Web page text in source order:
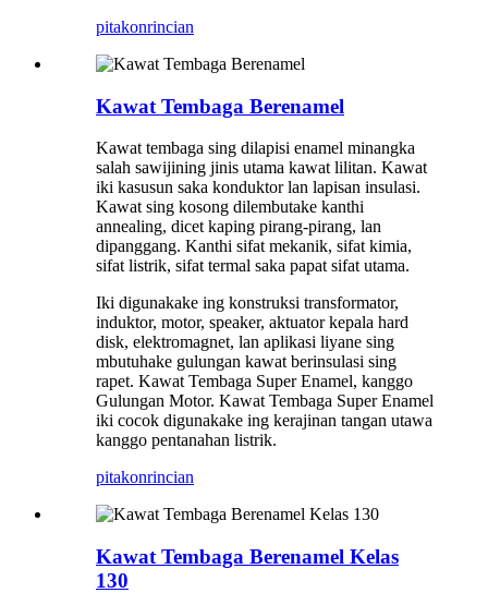
pitakonrincian
Kawat Tembaga Berenamel
Kawat tembaga sing dilapisi enamel minangka
salah sawijining jinis utama kawat lilitan. Kawat
iki kasusun saka konduktor lan lapisan insulasi.
Kawat sing kosong dilembutake kanthi
annealing, dicet kaping pirang-pirang, lan
dipanggang. Kanthi sifat mekanik, sifat kimia,
sifat listrik, sifat termal saka papat sifat utama.
Iki digunakake ing konstruksi transformator,
induktor, motor, speaker, aktuator kepala hard
disk, elektromagnet, lan aplikasi liyane sing
mbutuhake gulungan kawat berinsulasi sing
rapet. Kawat Tembaga Super Enamel, kanggo
Gulungan Motor. Kawat Tembaga Super Enamel
iki cocok digunakake ing kerajinan tangan utawa
kanggo pentanahan listrik.
pitakonrincian
Kawat Tembaga Berenamel Kelas
130